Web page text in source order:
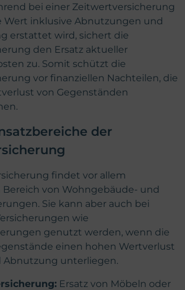
bei einer Zeitwertversicherung
Wert inklusive Abnutzungen und
erstattet wird, sichert die
den Ersatz aktueller
zu. Somit schützt die
vor finanziellen Nachteilen, die
von Gegenständen
der
findet vor allem
von Wohngebäude- und
Sie kann aber auch bei
wie
genutzt werden, wenn die
einen hohen Wertverlust
Abnutzung unterliegen.
Ersatz von Möbeln oder